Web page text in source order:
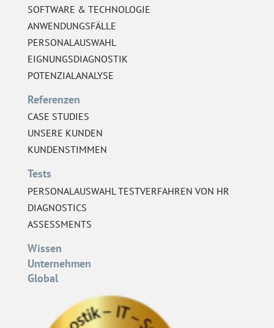
SOFTWARE & TECHNOLOGIE
ANWENDUNGSFÄLLE
PERSONALAUSWAHL
EIGNUNGSDIAGNOSTIK
POTENZIALANALYSE
Referenzen
CASE STUDIES
UNSERE KUNDEN
KUNDENSTIMMEN
Tests
PERSONALAUSWAHL TESTVERFAHREN VON HR
DIAGNOSTICS
ASSESSMENTS
Wissen
Unternehmen
Global